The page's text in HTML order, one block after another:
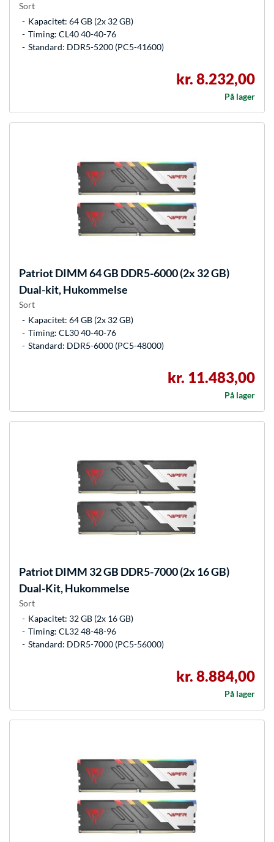
Sort
Kapacitet: 64 GB (2x 32 GB)
Timing: CL40 40-40-76
Standard: DDR5-5200 (PC5-41600)
kr. 8.232,00
På lager
PatriotDIMM 64 GB DDR5-6000 (2x 32 GB)
Dual-kit, Hukommelse
Sort
Kapacitet: 64 GB (2x 32 GB)
Timing: CL30 40-40-76
Standard: DDR5-6000 (PC5-48000)
kr. 11.483,00
På lager
PatriotDIMM 32 GB DDR5-7000 (2x 16 GB)
Dual-Kit, Hukommelse
Sort
Kapacitet: 32 GB (2x 16 GB)
Timing: CL32 48-48-96
Standard: DDR5-7000 (PC5-56000)
kr. 8.884,00
På lager